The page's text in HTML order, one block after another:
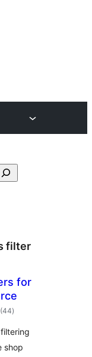
filter
for
(44valoraciones
en
)
shop